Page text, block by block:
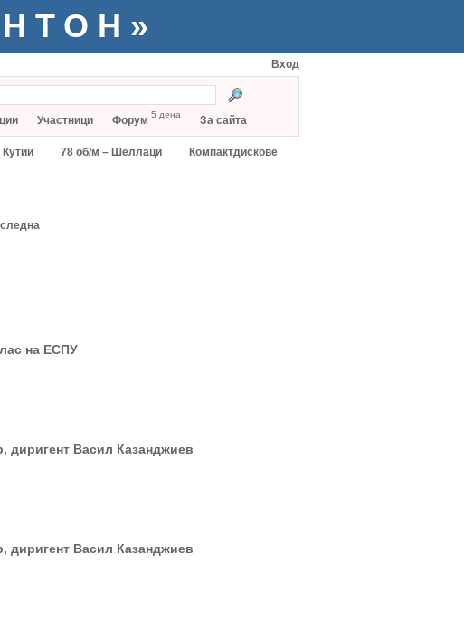
Вход
Участници Форум 5 дена За сайта
Кутии 78 об/м – Шеллаци Компактдискове
на ЕСПУ
диригент Васил Казанджиев
диригент Васил Казанджиев